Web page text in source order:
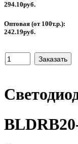
294.10руб.
Оптовая (от 100т.р.):
242.19руб.